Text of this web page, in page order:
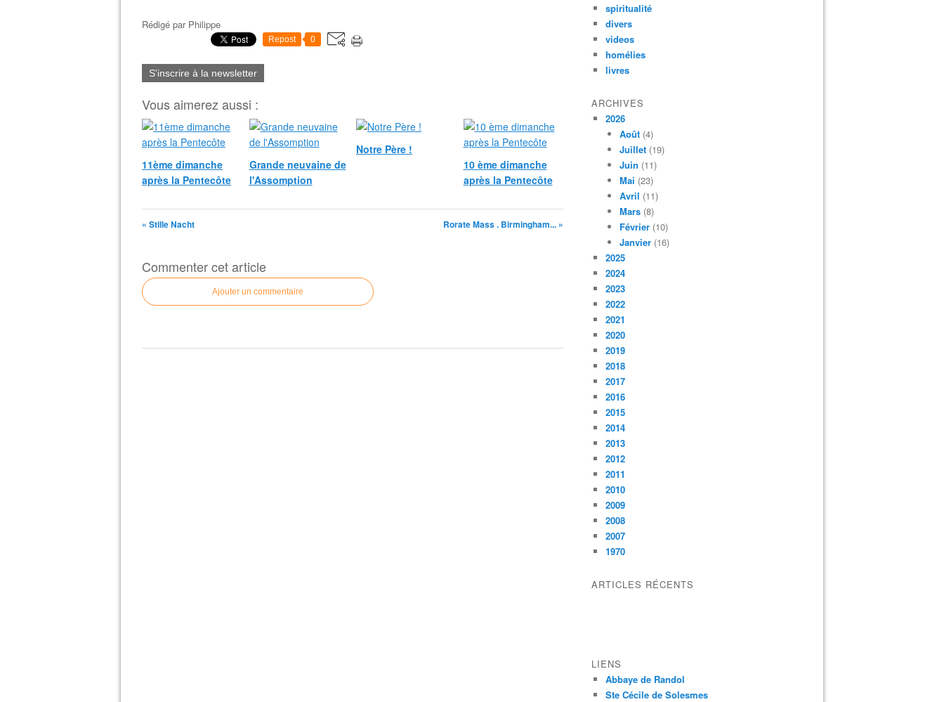
Rédigé par Philippe
Repost 0
S'inscrire à la newsletter
Vous aimerez aussi :
11ème dimanche
après la Pentecôte
Grande neuvaine de
l'Assomption
Notre Père !
10 ème dimanche
après la Pentecôte
« Stille Nacht Rorate Mass . Birmingham... »
Commenter cet article
Ajouter un commentaire
spiritualité
divers
videos
homélies
livres
ARCHIVES
2026
Août (4)
Juillet (19)
Juin (11)
Mai (23)
Avril (11)
Mars (8)
Février (10)
Janvier (16)
2025
2024
2023
2022
2021
2020
2019
2018
2017
2016
2015
2014
2013
2012
2011
2010
2009
2008
2007
1970
ARTICLES RÉCENTS
LIENS
Abbaye de Randol
Ste Cécile de Solesmes